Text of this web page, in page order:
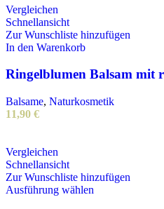
Vergleichen
Schnellansicht
Zur Wunschliste hinzufügen
In den Warenkorb
Ringelblumen Balsam mit
Balsame, Naturkosmetik
11,90 €
Vergleichen
Schnellansicht
Zur Wunschliste hinzufügen
Ausführung wählen